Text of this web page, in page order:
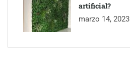
artificial?
marzo 14, 2023